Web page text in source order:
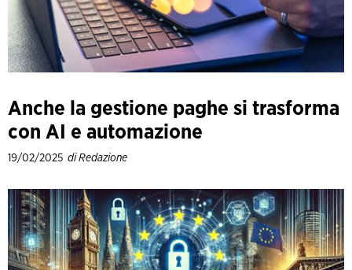
Anche la gestione paghe si trasforma
con AI e automazione
19/02/2025 di Redazione